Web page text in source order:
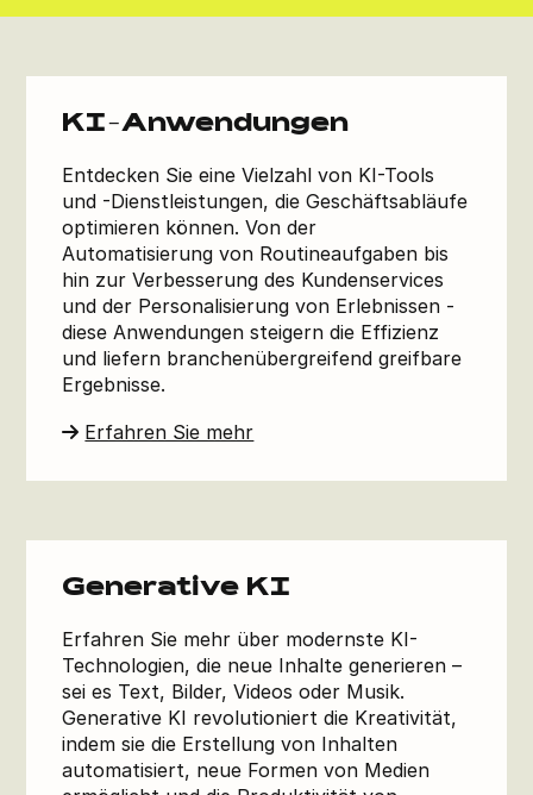
KI-Anwendungen
Entdecken Sie eine Vielzahl von KI-Tools
und -Dienstleistungen, die Geschäftsabläufe
optimieren können. Von der
Automatisierung von Routineaufgaben bis
hin zur Verbesserung des Kundenservices
und der Personalisierung von Erlebnissen -
diese Anwendungen steigern die Effizienz
und liefern branchenübergreifend greifbare
Ergebnisse.
Erfahren Sie mehr
Generative KI
Erfahren Sie mehr über modernste KI-
Technologien, die neue Inhalte generieren –
sei es Text, Bilder, Videos oder Musik.
Generative KI revolutioniert die Kreativität,
indem sie die Erstellung von Inhalten
automatisiert, neue Formen von Medien